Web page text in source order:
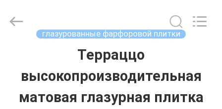
ПРОДУКТЫ
BOLI
CERAMICS
глазурованные фарфоровой плитки
Терраццо
высокопроизводительная
матовая глазурная плитка